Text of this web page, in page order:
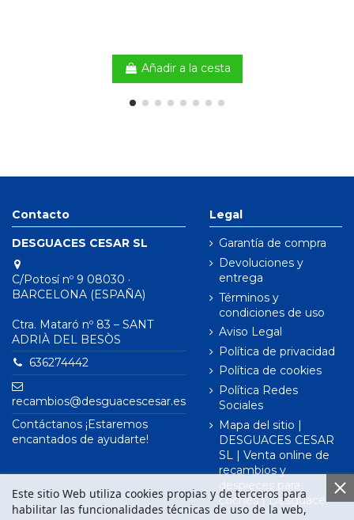
Añadir a la cesta
Contacto
DESGUACES CESAR SL
C/Potosí nº 9 08030 ·
BARCELONA (ESPAÑA)
Ctra. Mataró nº 83 – SANT
ADRIÀ DEL BESÒS
636274442
recambios@desguacescesar.es
Contáctanos ¡Estaremos
encantados de ayudarte!
Legal
Garantía de compra
Devoluciones y
entrega
Términos y
condiciones de uso
Aviso Legal
Política de privacidad
Política de cookies
Política Redes
Sociales
Mapa del sitio |
DESGUACES CESAR
SL | Venta online de
recambios y
despieces para
coches | Desguace
Este sitio Web utiliza cookies propias y de terceros para
habilitar las funcionalidades técnicas de uso de la web,